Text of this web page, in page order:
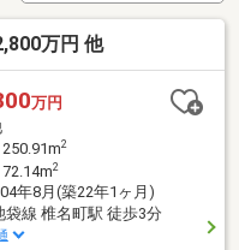
万円 他
万円
2
2
年8月(築22年1ヶ月)
袋線 椎名町駅 徒歩3分